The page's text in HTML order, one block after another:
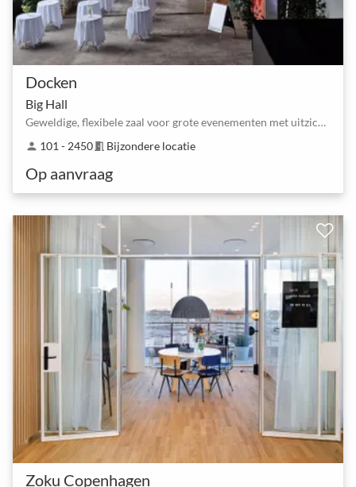
Docken
Big Hall
Geweldige, flexibele zaal voor grote evenementen met uitzicht op zee
person 101 - 2450meeting_room Bijzondere locatie
Op aanvraag
Zoku Copenhagen